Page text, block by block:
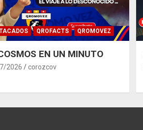
QROFACTS QROMOVEZ
EN UN MINUTO
2026 corozcov